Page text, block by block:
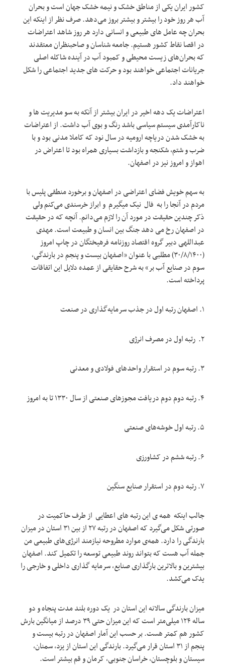
کشور ایران یکی از مناطق خشک و نیمه خشک جهان است و بحران
آب هر روز خود را بیشتر و بیشتر بروز می‌دهد. صرف نظر از اینکه این
بحران چه عامل های طبیعی و انسانی دارد هر روز شاهد اعتراضات
در اقصا نقاط کشور هستیم. جامعه شناسان و صاحبنظران معتقدند
که بحران‌های زیست محیطی و کمبود آب در آینده شاکله اصلی
جریانات اجتماعی خواهند بود و حرکت های جدید اجتماعی را شکل
خواهند داد.
اعتراضات یک دهه اخیر در ایران بیشتر از آنکه به سو مدیریت ها و
ناکارآمدی سیستم سیاسی باشد رنگ و بوی آب داشت. از اعتراضات
به خشک شدن دریاچه ارومیه در سال نود که کاملا مدنی بود و با
ضرب و شتم، شکنجه و بازداشت بسیاری همراه بود تا اعتراض در
اهواز و امروز نیز در اصفهان.
به سهم خویش فضای اعتراضی در اصفهان و برخورد منطقی پلیس با
مردم در آنجا را به فال نیک میگیرم و ابراز خرسندی می‌کنم ولی
ذکر چندین حقیقت در مورد آن را لازم می‌دانم. آنچه که در حقیقت
در اصفهان رخ می دهد جنگ بین انسان و طبیعت است. مهدی
عبداللهی دبیر گروه اقتصاد روزنامه فرهیختگان در چاپ امروز
(۳۰/۸/۱۴۰۰) مطلبی با عنوان «اصفهان بیست و پنجم در بارندگی،
سوم در صنایع آب بر» به شرح حقایقی از عمده دلایل این اتفاقات
پرداخته است.
۱. اصفهان رتبه اول در جذب سرمایه‌گذاری در صنعت
۲. رتبه اول در مصرف انرژی
۳. رتبه سوم در استقرار واحد‌های فولادی و معدنی
۴. رتبه دوم دوم دریافت مجوزهای صنعتی از سال ۱۳۳۰ تا به امروز
۵. رتبه اول خوشه‌های صنعتی
۶. رتبه ششم در کشاورزی
۷. رتبه دوم در استقرار صنایع سنگین
جالب اینکه همه ی این رتبه های اعطایی از طرف حاکمیت در
صورتی شکل می‌گیرد که اصفهان در رتبه ۲۷ از بین ۳۱ استان در میزان
بارندگی را دارد. همه‌ی موارد مطروحه نیازمند انرژی‌های طبیعی من
جمله آب هست که بتواند روند طبیعی توسعه را تکمیل کند. اصفهان
بیشترین و بالاترین بارگذاری صنایع، سرمایه گذاری داخلی و خارجی را
یدک می‌کشد.
میزان بارندگی سالانه این استان در یک دوره بلند مدت پنجاه و دو
ساله ۱۲۴ میلی‌متر است که این میزان حتی ۳۹ درصد از میانگین بارش
کشور هم کمتر هست. بر حسب این آمار اصفهان در رتبه بیست و
پنجم از ۳۱ استان قرار می‌گیرد. بارندگی این استان از یزد، سمنان،
سیستان و بلوچستان، خراسان جنوبی، کرمان و قم بیشتر است.